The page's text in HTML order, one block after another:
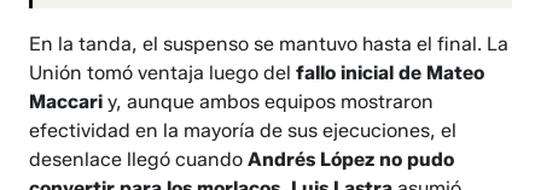
En la tanda, el suspenso se mantuvo hasta el final. La
Unión tomó ventaja luego delfallo inicial de Mateo
Maccari y, aunque ambos equipos mostraron
efectividad en la mayoría de sus ejecuciones, el
desenlace llegó cuandoAndrés López no pudo